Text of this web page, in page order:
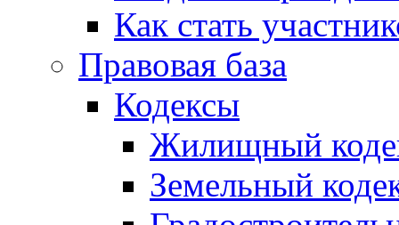
Как стать
Правовая база
Кодексы
Жилищный
Земельный